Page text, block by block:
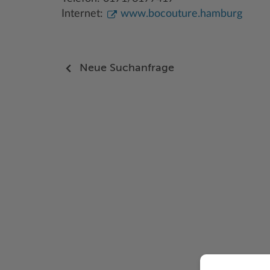
Internet:
www.bocouture.hamburg
Neue Suchanfrage